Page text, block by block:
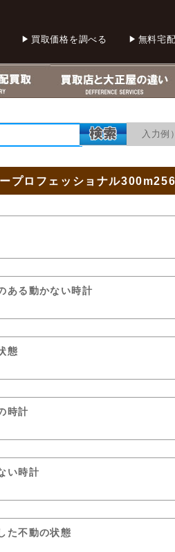
買取価格を調べる 無料宅
入力
プロフェッショナル
ある動かない時計
態
時計
い時計
た不動の状態